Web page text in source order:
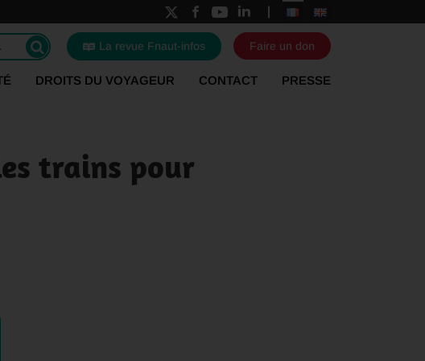
La revue Fnaut-infos Faire un don
DROITS DU VOYAGEUR CONTACT PRESSE
trains pour